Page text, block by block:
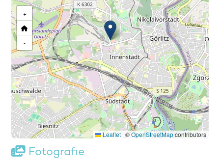
+
-
Leaflet | ©OpenStreetMapcontributors
Fotografie